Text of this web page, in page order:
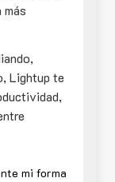
más
Lightup te
mi forma